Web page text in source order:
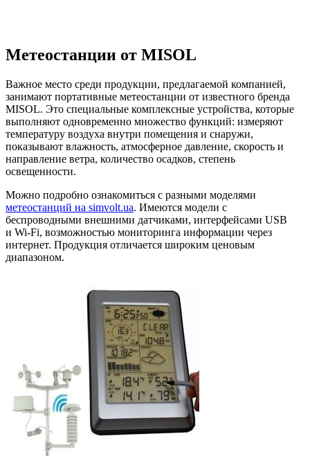
Метеостанции от MISOL
Важное место среди продукции, предлагаемой компанией,
занимают портативные метеостанции от известного бренда
MISOL. Это специальные комплексные устройства, которые
выполняют одновременно множество функций: измеряют
температуру воздуха внутри помещения и снаружи,
показывают влажность, атмосферное давление, скорость и
направление ветра, количество осадков, степень
освещенности.
Можно подробно ознакомиться с разными моделями
метеостанций на simvolt.ua. Имеются модели с
беспроводными внешними датчиками, интерфейсами USB
и Wi-Fi, возможностью мониторинга информации через
интернет. Продукция отличается широким ценовым
диапазоном.